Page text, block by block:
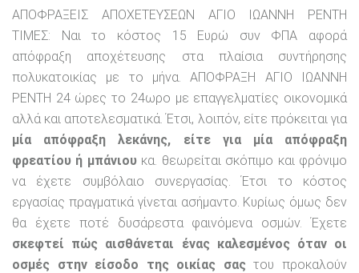
ΑΠΟΦΡΑΞΕΙΣ ΑΠΟΧΕΤΕΥΣΕΩΝ ΑΓΙΟ ΙΩΑΝΝΗ ΡΕΝΤΗ
ΤΙΜΕΣ: Ναι το κόστος 15 Ευρώ συν ΦΠΑ αφορά
απόφραξη αποχέτευσης στα πλαίσια συντήρησης
πολυκατοικίας με το μήνα. ΑΠΟΦΡΑΞΗ ΑΓΙΟ ΙΩΑΝΝΗ
ΡΕΝΤΗ 24 ώρες το 24ωρο με επαγγελματίες οικονομικά
αλλά και αποτελεσματικά. Έτσι, λοιπόν, είτε πρόκειται για
μία απόφραξη λεκάνης, είτε για μία απόφραξη
φρεατίου ή μπάνιουκα. θεωρείται σκόπιμο και φρόνιμο
να έχετε συμβόλαιο συνεργασίας. Έτσι το κόστος
εργασίας πραγματικά γίνεται ασήμαντο. Κυρίως όμως δεν
θα έχετε ποτέ δυσάρεστα φαινόμενα οσμών. Έχετε
σκεφτεί πώς αισθάνεται ένας καλεσμένος όταν οι
οσμές στην είσοδο της οικίας σας του προκαλούν